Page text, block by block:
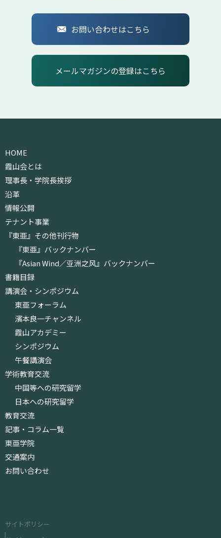
お問い合わせはこちら
メールマガジンの登録はこちら
HOME
霞山会とは
理事長・学院長挨拶
沿革
情報公開
テナント事業
『東亜』その他刊行物
『東亜』バックナンバー
『Asian Wind／亚洲之风』バックナンバー
書籍目録
講演会・シンポジウム
東亜フォーラム
濱本良一チャンネル
霞山アカデミー
シンポジウム
午餐講演会
学術教育交流
中国等への研究留学
日本への研究留学
教育交流
記事・コラム一覧
東亜学院
交通案内
お問い合わせ
サイトポリシー